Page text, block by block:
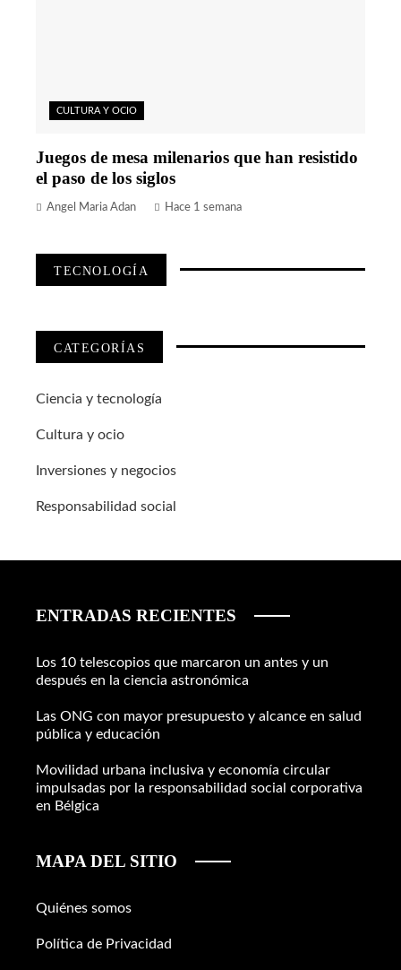
CULTURA Y OCIO
Juegos de mesa milenarios que han resistido
el paso de los siglos
Angel Maria Adan Hace 1 semana
TECNOLOGÍA
CATEGORÍAS
Ciencia y tecnología
Cultura y ocio
Inversiones y negocios
Responsabilidad social
ENTRADAS RECIENTES
Los 10 telescopios que marcaron un antes y un
después en la ciencia astronómica
Las ONG con mayor presupuesto y alcance en salud
pública y educación
Movilidad urbana inclusiva y economía circular
impulsadas por la responsabilidad social corporativa
en Bélgica
MAPA DEL SITIO
Quiénes somos
Política de Privacidad